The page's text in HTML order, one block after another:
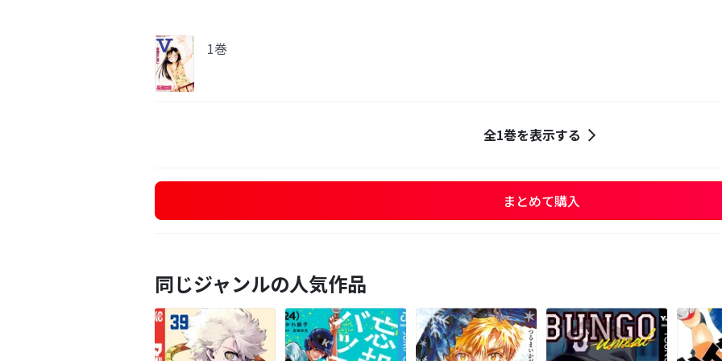
1巻
全1巻を表示する
まとめて購入
同じジャンルの人気作品